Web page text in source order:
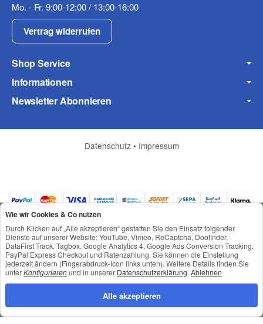
Fax
(* = Pflichtfelder)
Mo. - Fr. 9:00-12:00 / 13:00-16:00
Vertrag widerrufen
Shop Service
Informationen
Newsletter Abonnieren
Datenschutz • Impressum
*Alle Preise inkl. gesetzlicher USt., zzgl.Versand
© © Toneroffice.de
Powered byJTL-Shop
Konzeption und Umsetzung durch
Wie wir Cookies & Co nutzen
Durch Klicken auf „Alle akzeptieren“ gestatten Sie den Einsatz folgender
Dienste auf unserer Website: YouTube, Vimeo, ReCaptcha, Doofinder,
DataFirst Track, Tagbox, Google Analytics 4, Google Ads Conversion Tracking,
PayPal Express Checkout und Ratenzahlung. Sie können die Einstellung
jederzeit ändern (Fingerabdruck-Icon links unten). Weitere Details finden Sie
unterKonfigurierenund in unserer Datenschutzerklärung. Ablehnen
Alle akzeptieren